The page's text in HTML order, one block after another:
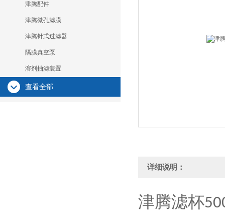
津腾配件
津腾微孔滤膜
津腾针式过滤器
隔膜真空泵
溶剂抽滤装置
查看全部
详细说明：
津腾滤杯